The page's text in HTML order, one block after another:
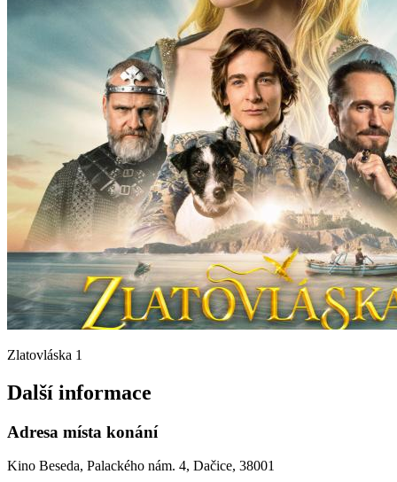
Zlatovláska 1
Další informace
Adresa místa konání
Kino Beseda, Palackého nám. 4, Dačice, 38001